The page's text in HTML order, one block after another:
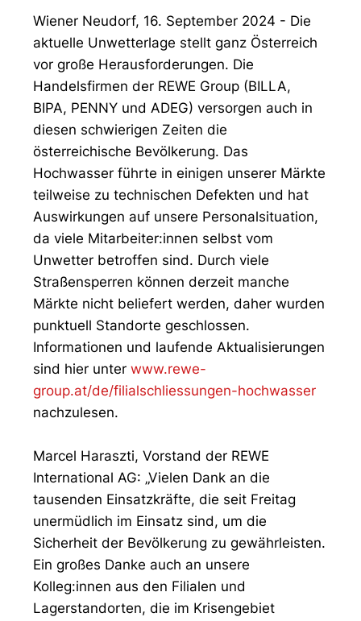
Wiener Neudorf, 16. September 2024 - Die
aktuelle Unwetterlage stellt ganz Österreich
vor große Herausforderungen. Die
Handelsfirmen der REWE Group (BILLA,
BIPA, PENNY und ADEG) versorgen auch in
diesen schwierigen Zeiten die
österreichische Bevölkerung. Das
Hochwasser führte in einigen unserer Märkte
teilweise zu technischen Defekten und hat
Auswirkungen auf unsere Personalsituation,
da viele Mitarbeiter:innen selbst vom
Unwetter betroffen sind. Durch viele
Straßensperren können derzeit manche
Märkte nicht beliefert werden, daher wurden
punktuell Standorte geschlossen.
Informationen und laufende Aktualisierungen
sind hier unter www.rewe-
group.at/de/filialschliessungen-hochwasser
nachzulesen.
Marcel Haraszti, Vorstand der REWE
International AG: „Vielen Dank an die
tausenden Einsatzkräfte, die seit Freitag
unermüdlich im Einsatz sind, um die
Sicherheit der Bevölkerung zu gewährleisten.
Ein großes Danke auch an unsere
Kolleg:innen aus den Filialen und
Lagerstandorten, die im Krisengebiet